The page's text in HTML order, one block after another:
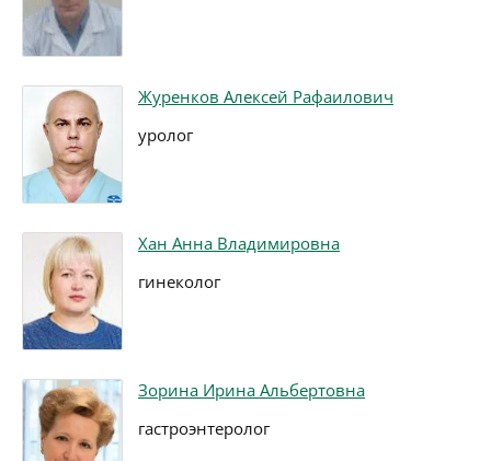
Журенков Алексей Рафаилович
уролог
Хан Анна Владимировна
гинеколог
Зорина Ирина Альбертовна
гастроэнтеролог